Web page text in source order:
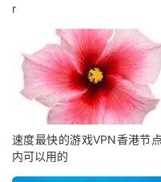
r
速度最快的游戏VPN香港节
内可以用的